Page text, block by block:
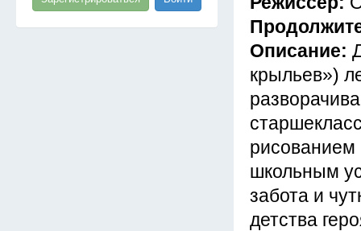
Описание:
крыльев»)
рисованием
школьным
забота и
детства